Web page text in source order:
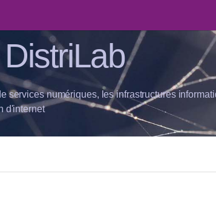
services numériques, les infrastructures
d'internet